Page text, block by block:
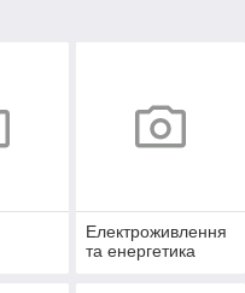
Електроживлення
та енергетика